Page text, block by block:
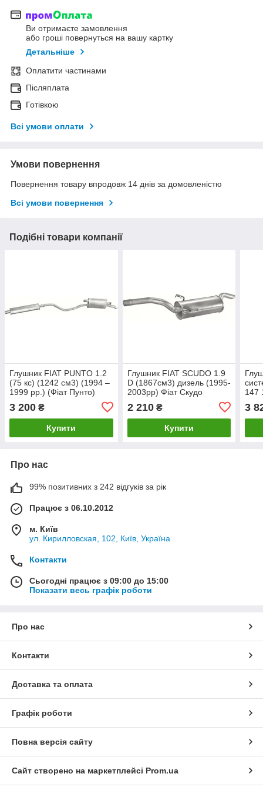
Ви отримаєте замовлення
або гроші повернуться на вашу картку
Детальніше
Оплатити частинами
Післяплата
Готівкою
Всі умови оплати
Умови повернення
Повернення товару впродовж 14 днів за домовленістю
Всі умови повернення
Подібні товари компанії
Глушник FIAT PUNTO 1.2
(75 кс) (1242 см3) (1994 –
1999 рр.) (Фіат Пунто)
3 200 ₴
Купити
Глушник FIAT SCUDO 1.9
D (1867см3) дизель (1995-
2003рр) Фіат Скудо
2 210₴
Купити
147
3
Про нас
99% позитивних з 242 відгуків за рік
Працює з 06.10.2012
м. Київ
ул. Кирилловская, 102, Київ, Україна
Контакти
Сьогодні працює з 09:00 до 15:00
Показати весь графік роботи
Про нас
Контакти
Доставка та оплата
Графік роботи
Повна версія сайту
Сайт створено на маркетплейсі Prom.ua